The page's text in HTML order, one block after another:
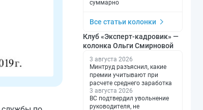
суммарно
Все статьи колонки
Клуб «Эксперт-кадровик» —
колонка Ольги Смирновой
3 августа 2026
Минтруд разъяснил, какие
премии учитывают при
расчете среднего заработка
3 августа 2026
ВС подтвердил увольнение
руководителя, не